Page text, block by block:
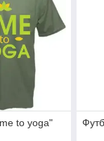
to yoga"